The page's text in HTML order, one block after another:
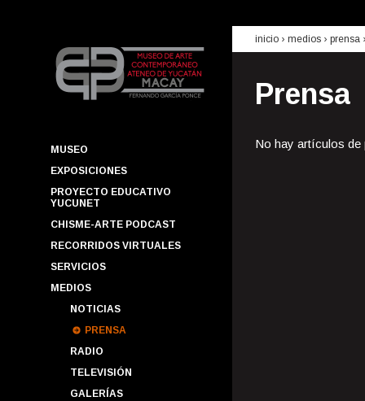
MUSEO
EXPOSICIONES
PROYECTO EDUCATIVO
YUCUNET
CHISME-ARTE PODCAST
RECORRIDOS VIRTUALES
SERVICIOS
MEDIOS
NOTICIAS
PRENSA
RADIO
TELEVISIÓN
GALERÍAS
inicio › medios › prensa
Prensa
No hay artículos de